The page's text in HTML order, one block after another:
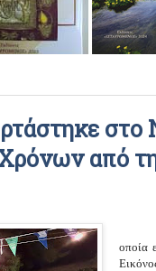
στο
από
οποία